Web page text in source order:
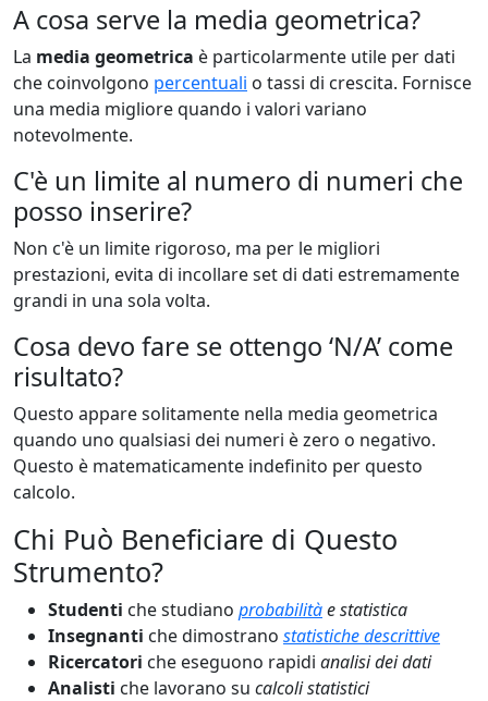
A cosa serve la media geometrica?
La media geometrica è particolarmente utile per dati
che coinvolgono percentuali o tassi di crescita. Fornisce
una media migliore quando i valori variano
notevolmente.
C'è un limite al numero di numeri che
posso inserire?
Non c'è un limite rigoroso, ma per le migliori
prestazioni, evita di incollare set di dati estremamente
grandi in una sola volta.
Cosa devo fare se ottengo ‘N/A’ come
risultato?
Questo appare solitamente nella media geometrica
quando uno qualsiasi dei numeri è zero o negativo.
Questo è matematicamente indefinito per questo
calcolo.
Chi Può Beneficiare di Questo
Strumento?
Studenti che studiano probabilitàe statistica
Insegnanti che dimostrano statistiche descrittive
Ricercatori che eseguono rapidi analisi dei dati
Analisti che lavorano su calcoli statistici